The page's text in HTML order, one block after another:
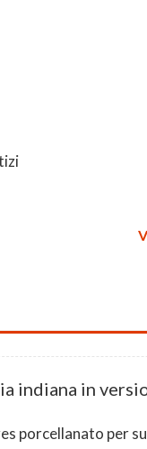
indiana in
porcellanato per